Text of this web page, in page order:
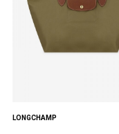
LONGCHAMP